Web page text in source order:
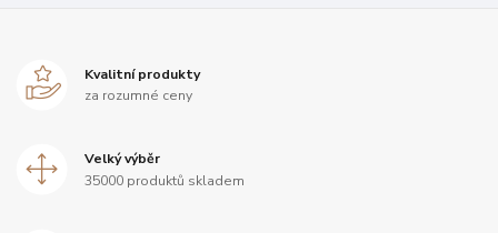
Kvalitní produkty
za rozumné ceny
Velký výběr
35000 produktů skladem